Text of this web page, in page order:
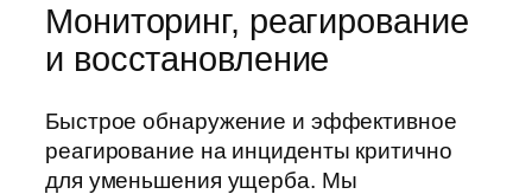
Мониторинг, реагирование
и восстановление
Быстрое обнаружение и эффективное
реагирование на инциденты критично
для уменьшения ущерба. Мы